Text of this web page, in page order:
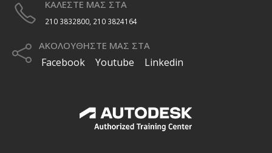
ΚΑΛΕΣΤΕ ΜΑΣ ΣΤΑ
210 3832800, 210 3824164
ΑΚΟΛΟΥΘΗΣΤΕ ΜΑΣ ΣΤΑ
Facebook Youtube Linkedin